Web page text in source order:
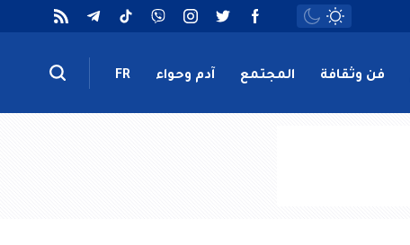
فن وثقافة المجتمع آدم وحواء FR